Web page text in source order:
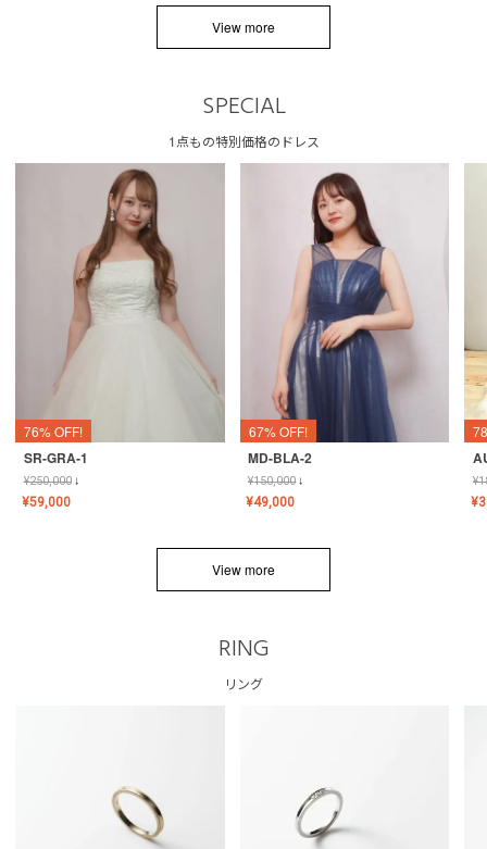
View more
SPECIAL
1点もの特別価格のドレス
76% OFF!
SR-GRA-1
¥250,000↓
¥59,000
67% OFF!
MD-BLA-2
¥150,000↓
¥49,000
¥
¥
View more
RING
リング